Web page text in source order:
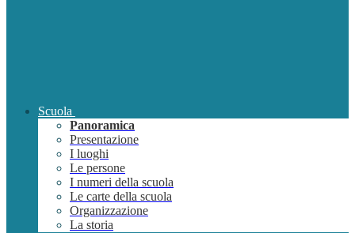
Scuola
Panoramica
Presentazione
I luoghi
Le persone
I numeri della scuola
Le carte della scuola
Organizzazione
La storia